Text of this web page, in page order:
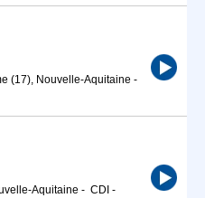
(17), Nouvelle-Aquitaine -
Aquitaine - CDI -